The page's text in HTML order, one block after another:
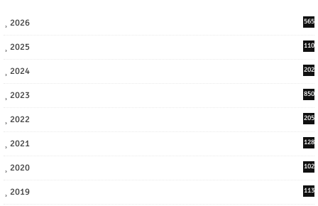
2026 565
2025
110
2024
202
2023 850
2022
205
2021
128
2020
102
2019
113